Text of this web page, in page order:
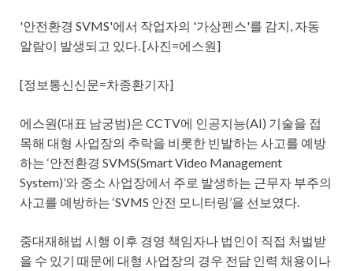
'안전환경 SVMS'에서 작업자의 '가상펜스'를 감지, 자동
알람이 발생되고 있다. [사진=에스원]
[정보통신신문=차종환기자]
에스원(대표 남궁범)은 CCTV에 인공지능(AI) 기술을 접
목해 대형 사업장의 추락을 비롯한 빈발하는 사고를 예방
하는 ‘안전환경 SVMS(Smart Video Management
System)’와 중소 사업장에서 주로 발생하는 근무자 부주의
사고를 예방하는 ‘SVMS 안전 모니터링’을 선보였다.
중대재해법 시행 이후 경영 책임자나 법인이 직접 처벌받
을 수 있기 때문에 대형 사업장의 경우 전담 인력 채용이나